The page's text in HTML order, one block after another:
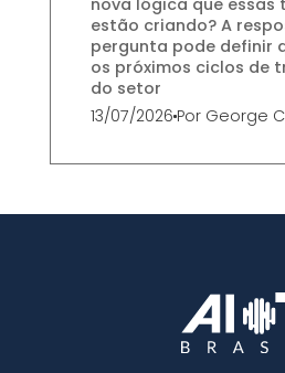
nova lógica que essas
estão criando? A
pergunta pode definir
os próximos ciclos de
do setor
13/07/2026Por George